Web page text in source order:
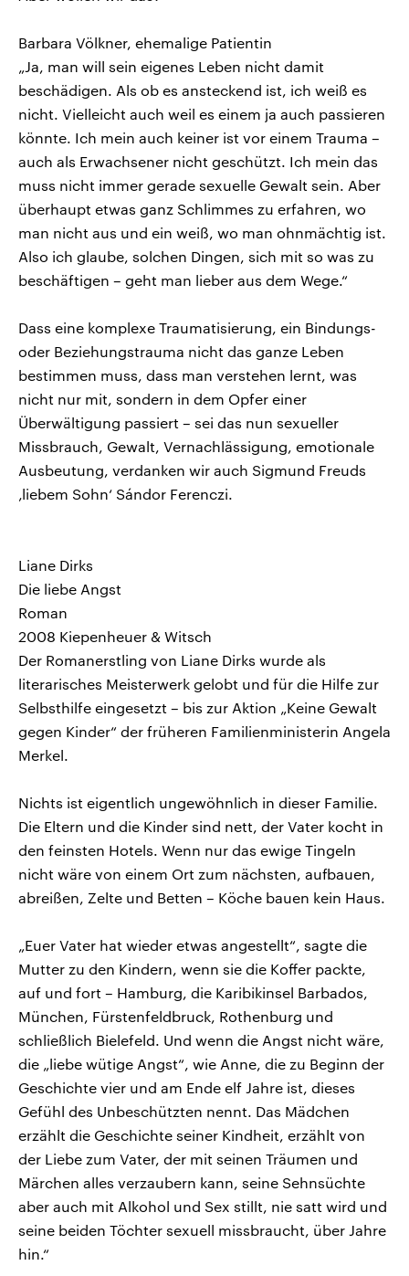
Barbara Völkner, ehemalige Patientin
„Ja, man will sein eigenes Leben nicht damit
beschädigen. Als ob es ansteckend ist, ich weiß es
nicht. Vielleicht auch weil es einem ja auch passieren
könnte. Ich mein auch keiner ist vor einem Trauma –
auch als Erwachsener nicht geschützt. Ich mein das
muss nicht immer gerade sexuelle Gewalt sein. Aber
überhaupt etwas ganz Schlimmes zu erfahren, wo
man nicht aus und ein weiß, wo man ohnmächtig ist.
Also ich glaube, solchen Dingen, sich mit so was zu
beschäftigen – geht man lieber aus dem Wege.“
Dass eine komplexe Traumatisierung, ein Bindungs-
oder Beziehungstrauma nicht das ganze Leben
bestimmen muss, dass man verstehen lernt, was
nicht nur mit, sondern in dem Opfer einer
Überwältigung passiert – sei das nun sexueller
Missbrauch, Gewalt, Vernachlässigung, emotionale
Ausbeutung, verdanken wir auch Sigmund Freuds
‚liebem Sohn‘ Sándor Ferenczi.
Liane Dirks
Die liebe Angst
Roman
2008 Kiepenheuer & Witsch
Der Romanerstling von Liane Dirks wurde als
literarisches Meisterwerk gelobt und für die Hilfe zur
Selbsthilfe eingesetzt – bis zur Aktion „Keine Gewalt
gegen Kinder“ der früheren Familienministerin Angela
Merkel.
Nichts ist eigentlich ungewöhnlich in dieser Familie.
Die Eltern und die Kinder sind nett, der Vater kocht in
den feinsten Hotels. Wenn nur das ewige Tingeln
nicht wäre von einem Ort zum nächsten, aufbauen,
abreißen, Zelte und Betten – Köche bauen kein Haus.
„Euer Vater hat wieder etwas angestellt“, sagte die
Mutter zu den Kindern, wenn sie die Koffer packte,
auf und fort – Hamburg, die Karibikinsel Barbados,
München, Fürstenfeldbruck, Rothenburg und
schließlich Bielefeld. Und wenn die Angst nicht wäre,
die „liebe wütige Angst“, wie Anne, die zu Beginn der
Geschichte vier und am Ende elf Jahre ist, dieses
Gefühl des Unbeschützten nennt. Das Mädchen
erzählt die Geschichte seiner Kindheit, erzählt von
der Liebe zum Vater, der mit seinen Träumen und
Märchen alles verzaubern kann, seine Sehnsüchte
aber auch mit Alkohol und Sex stillt, nie satt wird und
seine beiden Töchter sexuell missbraucht, über Jahre
hin.“